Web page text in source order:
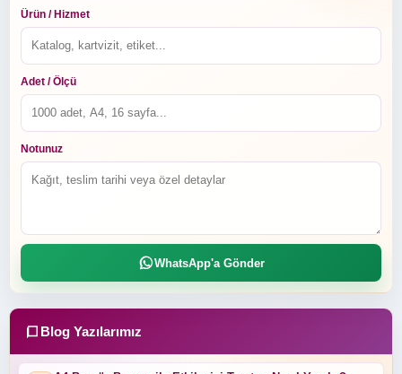
Blog Yazılarımız
Ürün / Hizmet
Adet / Ölçü
Notunuz
WhatsApp'a Gönder